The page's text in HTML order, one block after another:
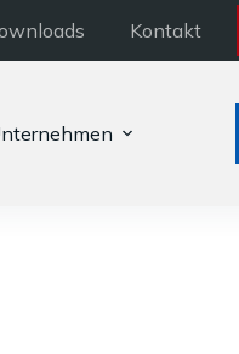
Kontakt